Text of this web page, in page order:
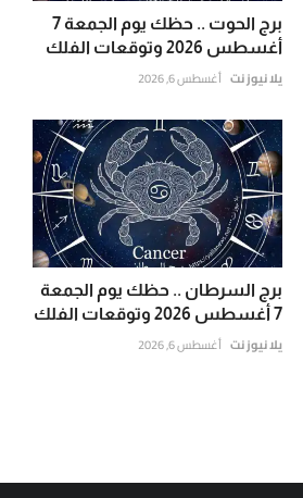
برج الحوت .. حظك يوم الجمعة 7
أغسطس 2026 وتوقعات الفلك
يلا نيوز نت أغسطس 6, 2026
برج السرطان .. حظك يوم الجمعة
7 أغسطس 2026 وتوقعات الفلك
يلا نيوز نت أغسطس 6, 2026